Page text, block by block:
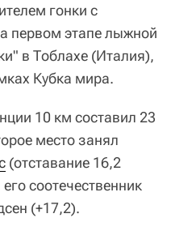
гонки с
первом этапе лыжной
в Тоблахе (Италия),
Кубка мира.
10 км составил 23
место занял
(отставание 16,2
соотечественник
(+17,2).